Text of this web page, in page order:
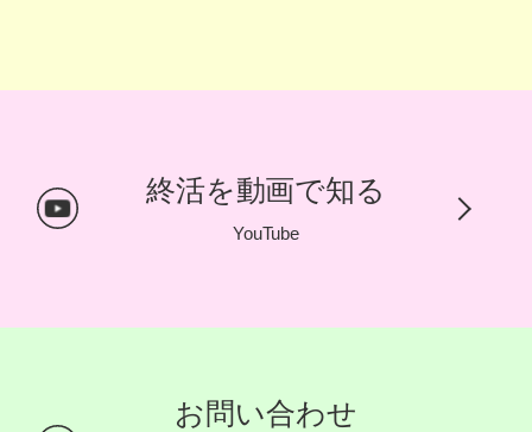
終活を動画で知る
YouTube
お問い合わせ